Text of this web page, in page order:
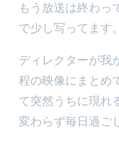
もう放送は終わっ
で少し写ってます。
ディレクターが我
程の映像にまとめ
て突然うちに現れ
変わらず毎日過ご